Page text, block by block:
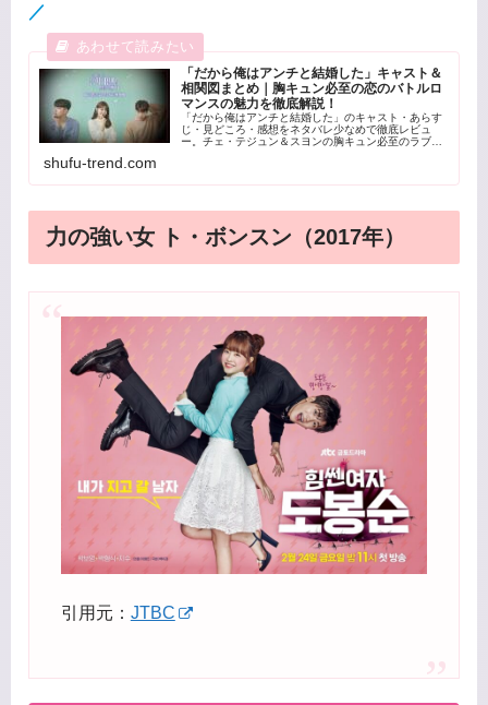
／
「だから俺はアンチと結婚した」キャスト＆
相関図まとめ｜胸キュン必至の恋のバトルロ
マンスの魅力を徹底解説！
「だから俺はアンチと結婚した」のキャスト・あらす
じ・見どころ・感想をネタバレ少なめで徹底レビュ
ー。チェ・テジュン＆スヨンの胸キュン必至のラブコ
shufu-trend.com
力の強い女 ト・ボンスン（2017年）
引用元： JTBC